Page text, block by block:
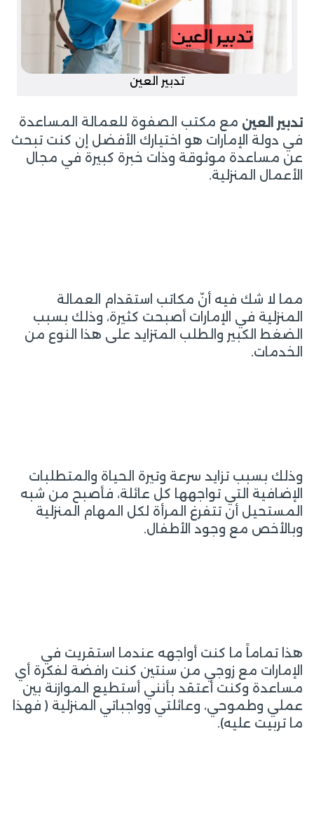
تدبير العين
تدبير العين مع مكتب الصفوة للعمالة المساعدة
في دولة الإمارات هو اختيارك الأفضل إن كنت تبحث
عن مساعدة موثوقة وذات خبرة كبيرة في مجال
الأعمال المنزلية.
مما لا شك فيه أنّ مكاتب استقدام العمالة
المنزلية في الإمارات أصبحت كثيرة، وذلك بسبب
الضغط الكبير والطلب المتزايد على هذا النوع من
الخدمات.
وذلك بسبب تزايد سرعة وتيرة الحياة والمتطلبات
الإضافية التي تواجهها كل عائلة، فأصبح من شبه
المستحيل أن تتفرغ المرأة لكل المهام المنزلية
وبالأخص مع وجود الأطفال.
هذا تماماً ما كنت أواجهه عندما استقريت في
الإمارات مع زوجي من سنتين كنت رافضة لفكرة أي
مساعدة وكنت أعتقد بأنني أستطيع الموازنة بين
عملي وطموحي، وعائلتي وواجباتي المنزلية ( فهذا
ما تربيت عليه).